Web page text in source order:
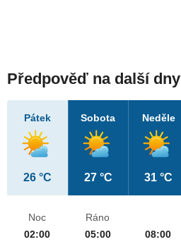
Předpověď na další dny
Pátek
26 °C
Sobota
27 °C
Neděle
31 °C
Noc
02:00
Ráno
05:00
08:00